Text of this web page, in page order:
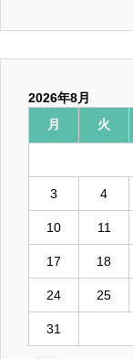
2026年8月
月
火
3 4
10 11
17 18
24 25
31